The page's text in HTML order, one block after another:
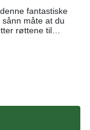
måte at du
røttene til